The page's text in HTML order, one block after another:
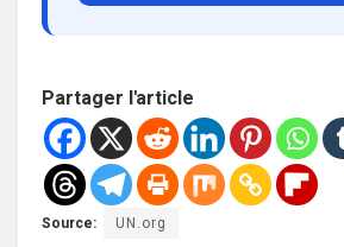
Partager l'article
Source: UN.org